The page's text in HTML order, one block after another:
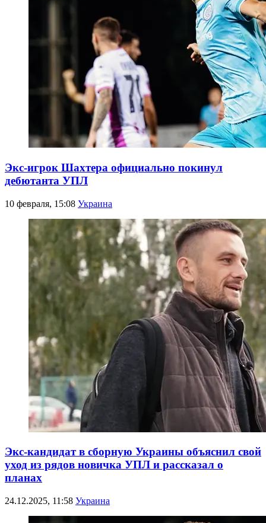
Экс-игрок Шахтера официально покинул
дебютанта УПЛ
10 февраля, 15:08 Украина
Экс-кандидат в сборную Украины объяснил свой
уход из рядов новичка УПЛ и рассказал о
планах
24.12.2025, 11:58 Украина